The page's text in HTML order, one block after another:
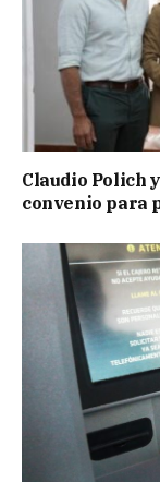
Claudio Polich
convenio para